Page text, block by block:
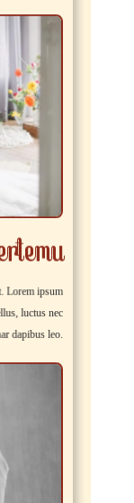
Lorem ipsum
luctus nec
dapibus leo.